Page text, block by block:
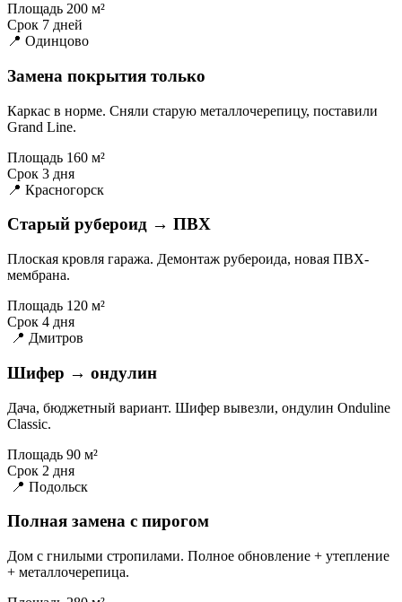
Площадь 200 м²
Срок 7 дней
📍 Одинцово
Замена покрытия только
Каркас в норме. Сняли старую металлочерепицу, поставили
Grand Line.
Площадь 160 м²
Срок 3 дня
📍 Красногорск
Старый рубероид → ПВХ
Плоская кровля гаража. Демонтаж рубероида, новая ПВХ-
мембрана.
Площадь 120 м²
Срок 4 дня
📍 Дмитров
Шифер → ондулин
Дача, бюджетный вариант. Шифер вывезли, ондулин Onduline
Classic.
Площадь 90 м²
Срок 2 дня
📍 Подольск
Полная замена с пирогом
Дом с гнилыми стропилами. Полное обновление + утепление
+ металлочерепица.